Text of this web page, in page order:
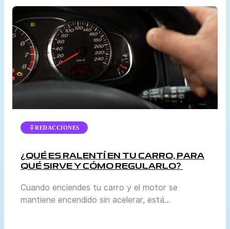
en buen estado es vital para garantizar que el
sistema de frenos funcione correctamente. En
esta […]
REDACCIONES
¿QUÉ ES RALENTÍ EN TU CARRO, PARA
QUÉ SIRVE Y CÓMO REGULARLO?
Cuando enciendes tu carro y el motor se
mantiene encendido sin acelerar, está